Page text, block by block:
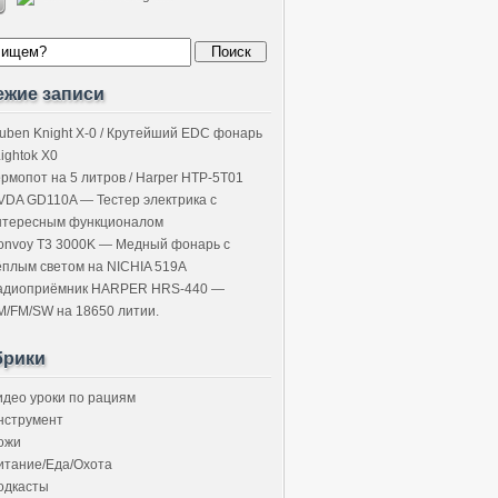
записи
Knight X-0 / Крутейший EDC фонарь
X0
на 5 литров / Harper HTP-5T01
GD110A — Тестер электрика с
функционалом
T3 3000K — Медный фонарь с
светом на NICHIA 519A
HARPER HRS-440 —
FM/SW на 18650 литии.
уроки по рациям
Еда/Охота